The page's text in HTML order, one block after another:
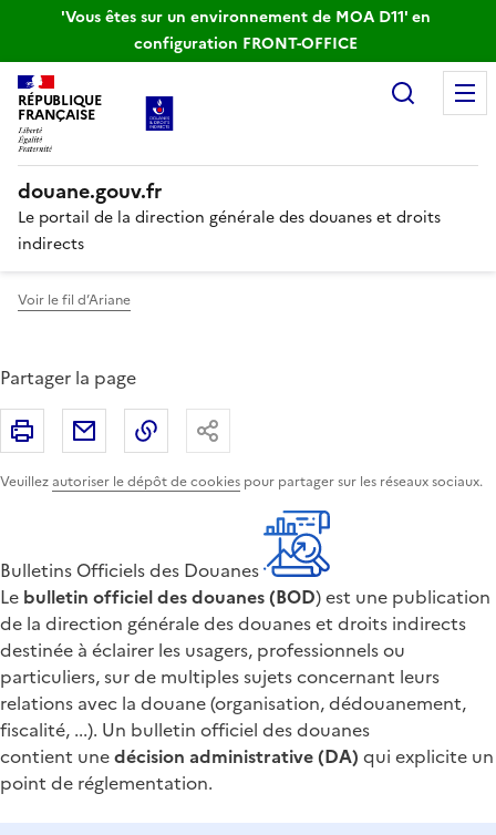
'Vous êtes sur un environnement de MOA D11' en
configuration FRONT-OFFICE
RÉPUBLIQUE
FRANÇAISE
douane.gouv.fr
Le portail de la direction générale des douanes et droits
indirects
Voir le fil d’Ariane
Partager la page
Veuillezautoriser le dépôt de cookies pour partager sur les réseaux sociaux.
Imprimer Partager par email
Copier le lien
Bulletins Officiels des Douanes
Le bulletin officiel des douanes (BOD) est une publication
de la direction générale des douanes et droits indirects
destinée à éclairer les usagers, professionnels ou
particuliers, sur de multiples sujets concernant leurs
relations avec la douane (organisation, dédouanement,
fiscalité, ...). Un bulletin officiel des douanes
contient unedécision administrative (DA) qui explicite un
point de réglementation.